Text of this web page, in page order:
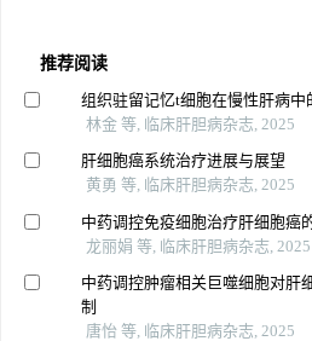
推荐阅读
组织驻留记忆t细胞在慢性肝病中
林金 等, 临床肝胆病杂志, 2025
肝细胞癌系统治疗进展与展望
黄勇 等, 临床肝胆病杂志, 2025
中药调控免疫细胞治疗肝细胞癌
龙丽娟 等, 临床肝胆病杂志, 2025
中药调控肿瘤相关巨噬细胞对肝
制
唐怡 等, 临床肝胆病杂志, 2025